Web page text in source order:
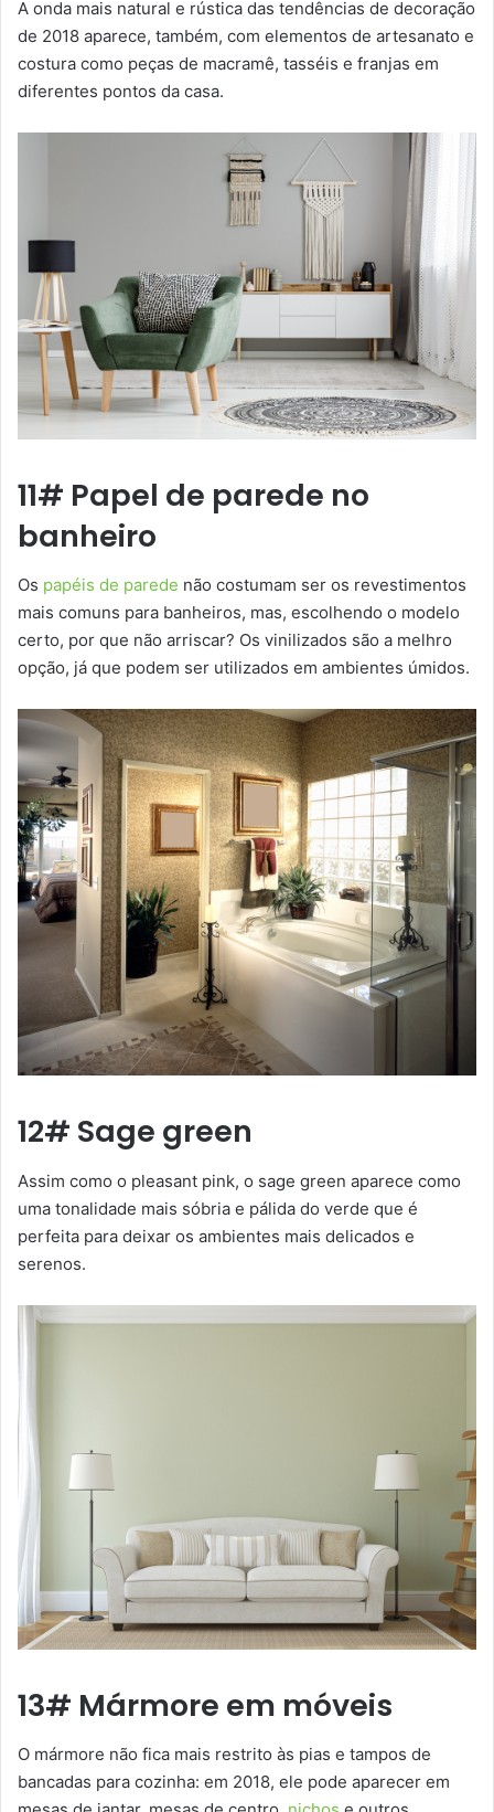
A onda mais natural e rústica das tendências de decoração
de 2018 aparece, também, com elementos de artesanato e
costura como peças de macramê, tasséis e franjas em
diferentes pontos da casa.
11# Papel de parede no
banheiro
Os papéis de parede não costumam ser os revestimentos
mais comuns para banheiros, mas, escolhendo o modelo
certo, por que não arriscar? Os vinilizados são a melhro
opção, já que podem ser utilizados em ambientes úmidos.
12# Sage green
Assim como o pleasant pink, o sage green aparece como
uma tonalidade mais sóbria e pálida do verde que é
perfeita para deixar os ambientes mais delicados e
serenos.
13# Mármore em móveis
O mármore não fica mais restrito às pias e tampos de
bancadas para cozinha: em 2018, ele pode aparecer em